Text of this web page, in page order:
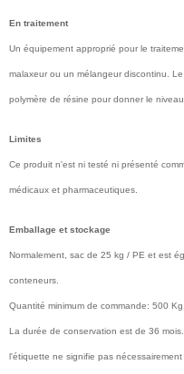
En traitement
Un équipement approprié pour le
malaxeur ou un mélangeur discontinu.
polymère de résine pour donner le
Limites
Ce produit n'est ni testé ni présenté
médicaux et pharmaceutiques.
Emballage et stockage
Normalement, sac de 25 kg / PE et est
conteneurs.
Quantité minimum de commande: 500 Kg.
La durée de conservation est de 36
l'étiquette ne signifie pas